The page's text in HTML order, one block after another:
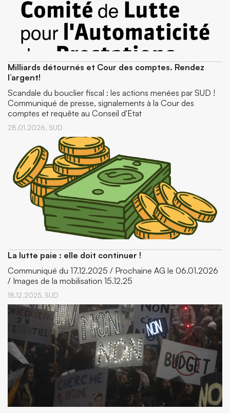
Milliards détournés et Cour des comptes. Rendez
l’argent!
Scandale du bouclier fiscal : les actions menées par SUD !
Communiqué de presse, signalements à la Cour des
comptes et requête au Conseil d'Etat
28.01.2026, SUD
La lutte paie : elle doit continuer !
Communiqué du 17.12.2025 / Prochaine AG le 06.01.2026
/ Images de la mobilisation 15.12.25
18.12.2025, SUD